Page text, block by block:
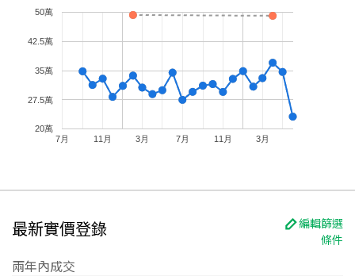
7月 11月 3月 7月 11月 3月
20萬
27.5萬
35萬
42.5萬
50萬
最新實價登錄
編輯篩選
條件
兩年內成交